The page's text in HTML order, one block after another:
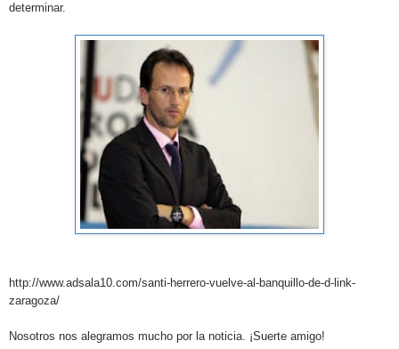
determinar.
http://www.adsala10.com/santi-herrero-vuelve-al-banquillo-de-d-link-
zaragoza/
Nosotros nos alegramos mucho por la noticia. ¡Suerte amigo!